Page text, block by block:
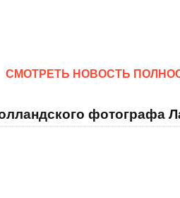
CМОТРЕТЬ НОВОСТЬ
фотографа